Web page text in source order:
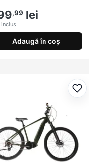
,99 lei
inclus
Adaugă în coș